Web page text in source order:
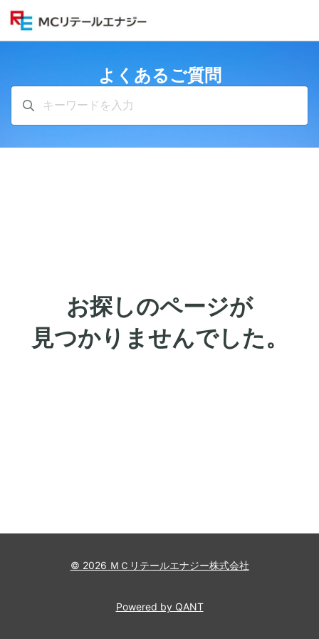
よくあるご質問
お探しのページが​
見つかりませんでした。
© 2026 ＭＣリテールエナジー株式会社
Powered by QANT